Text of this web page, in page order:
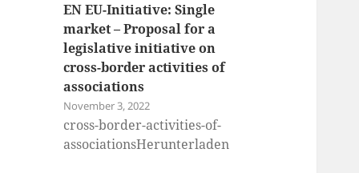
EN EU-Initiative: Single
market – Proposal for a
legislative initiative on
cross-border activities of
associations
November 3, 2022
cross-border-activities-of-
associationsHerunterladen